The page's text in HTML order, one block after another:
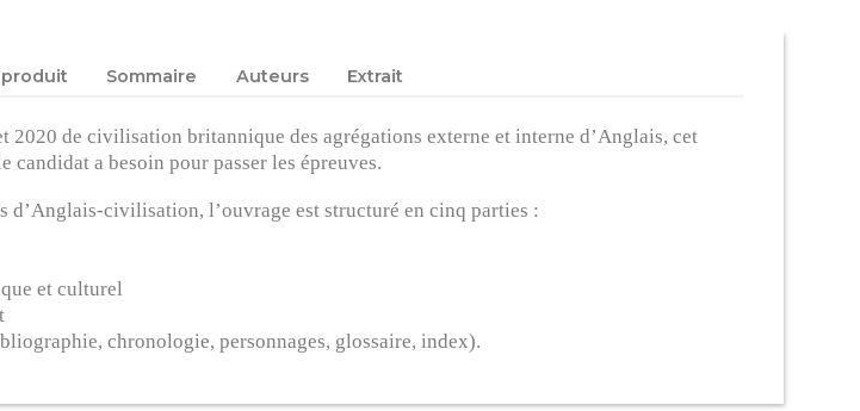
Sommaire Auteurs Extrait
2020 de civilisation britannique des agrégations externe et interne d’Anglais, cet
candidat a besoin pour passer les épreuves.
d’Anglais-civilisation, l’ouvrage est structuré en cinq parties :
et culturel
chronologie, personnages, glossaire, index).